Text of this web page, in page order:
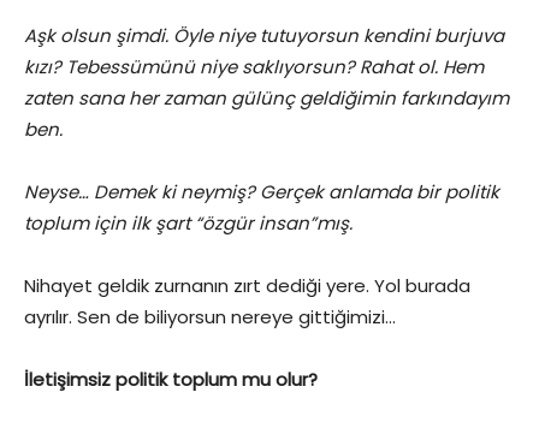
Aşk olsun şimdi. Öyle niye tutuyorsun kendini burjuva
kızı? Tebessümünü niye saklıyorsun? Rahat ol. Hem
zaten sana her zaman gülünç geldiğimin farkındayım
ben.
Neyse… Demek ki neymiş? Gerçek anlamda bir politik
toplum için ilk şart “özgür insan”mış.
Nihayet geldik zurnanın zırt dediği yere. Yol burada
ayrılır. Sen de biliyorsun nereye gittiğimizi…
İletişimsiz politik toplum mu olur?